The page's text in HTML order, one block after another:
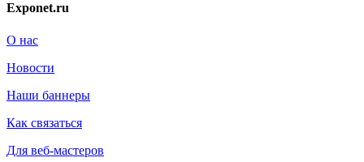
Exponet.ru
О нас
Новости
Наши баннеры
Как связаться
Для веб-мастеров